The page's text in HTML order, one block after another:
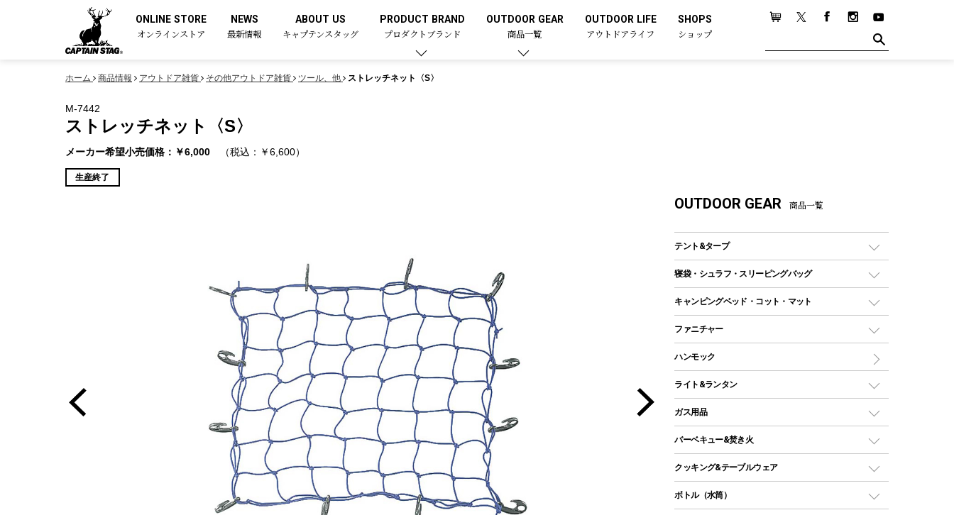
ONLINE STORE
オンラインストア
NEWS
最新情報
ABOUT US
キャプテンスタッグ
PRODUCT BRAND
プロダクトブランド
OUTDOOR GEAR
商品一覧
OUTDOOR LIFE
アウトドアライフ
SHOPS
ショップ
ホーム 商品情報 アウトドア雑貨 その他アウトドア雑貨 ツール、他 ストレッチネット〈S〉
M-7442
ストレッチネット〈S〉
メーカー希望小売価格：￥6,000 （税込：￥6,600）
生産終了
OUTDOOR GEAR 商品一覧
テント&タープ
テント
ツールームテント
ワンポールテント
シェルターテント
ソロテント
ロッジ型・オリジナルテント
タープ
スクエアタープ（レクタタープ）
メッシュタープ
寝袋・シュラフ・スリーピングバッグ
レクタングラー型（封筒型）シュラフ
インナーシュラフ
キャンピングベッド・コット・マット
キャンピングベッド・コット
インフレータブルマット
ファニチャー
アウトドアテーブル
レジャーシート
ハンモック
ライト&ランタン
LEDランタン
ガスランタン
オイルランタン
LEDライト
ガス用品
ガスバーナー
ガス缶
バーベキュー&焚き火
バーベキューコンロ、グリル
焚き火台タイプ（ロースタイル）グリル
クッキング&テーブルウェア
ダッチオーブン
ボトル（水筒）